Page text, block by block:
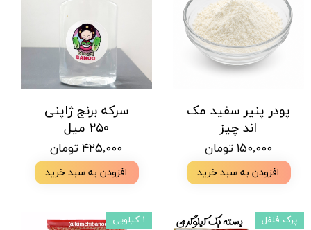
پودر پنیر سفید مک
اند چیز
۱۵۰,۰۰۰ تومان
افزودن به سبد خرید
سرکه برنج ژاپنی
۲۵۰ میل
۴۲۵,۰۰۰ تومان
افزودن به سبد خرید
پرک فلفل ۱ کیلویی